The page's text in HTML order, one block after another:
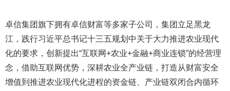
卓信集团旗下拥有卓信财富等多家子公司，集团立足黑龙
江，践行习近平总书记十三五规划中关于大力推进农业现代
化的要求，创新提出“互联网+农业+金融+商业连锁”的经营理
念，借助互联网优势，深耕农业全产业链，打造从财富安全
增值到推进农业现代化进程的资金链、产业链双闭合内循环